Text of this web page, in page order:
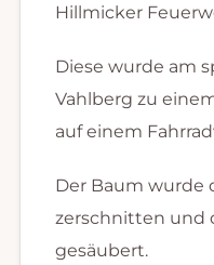
Hillmicker
Diese wurde am
Vahlberg zu
auf einem
Der Baum wurde
zerschnitten und
gesäubert.